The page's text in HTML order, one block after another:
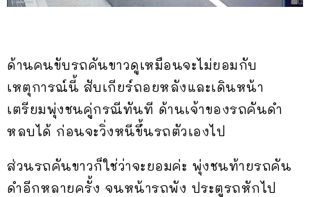
ด้านคนขับรถคันขาวดูเหมือนจะไม่ยอมกับ
เหตุการณ์นี้ สับเกียร์ถอยหลังและเดินหน้า
เตรียมพุ่งชนคู่กรณีทันที ด้านเจ้าของรถคันดำ
หลบได้ ก่อนจะวิ่งหนีขึ้นรถตัวเองไป
ส่วนรถคันขาวก็ใช่ว่าจะยอมค่ะ พุ่งชนท้ายรถคัน
ดำอีกหลายครั้ง จนหน้ารถพัง ประตูรถหักไป